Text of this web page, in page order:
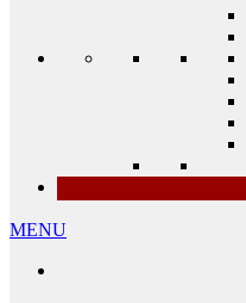
MENU